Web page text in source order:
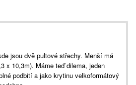
jsou dvě pultové střechy. Menší má
x 10,3m). Máme teď dilema, jeden
podbití a jako krytinu velkoformátový